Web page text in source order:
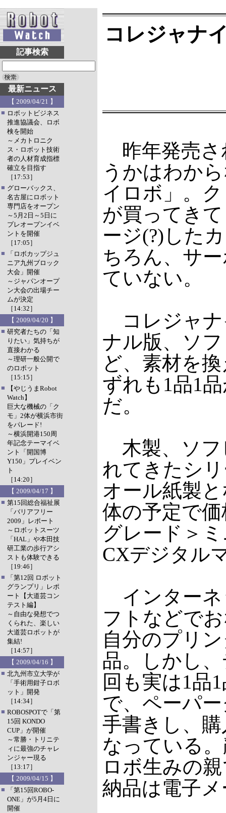
記事検索
最新ニュース
【 2009/04/21 】
■ ロボットビジネス
推進協議会、ロボ
検を開始
～メカトロニク
ス・ロボット技術
者の人材育成指標
確立を目指す
［17:53］
■ グローバックス、
名古屋にロボット
専門店をオープン
～5月2日～5日に
プレオープンイベ
ントを開催
［17:05］
■
「ロボカップジュ
ニア九州ブロック
大会」開催
～ジャパンオープ
ン大会の出場チー
ムが決定
［14:32］
【 2009/04/20 】
■ 研究者たちの「知
りたい」気持ちが
直接わかる
～理研一般公開で
のロボット
［15:15］
■
【やじうまRobot
Watch】
巨大な機械の「ク
モ」2体が横浜市街
をパレード!
～横浜開港150周
年記念テーマイベ
ント「開国博
Y150」プレイベン
ト
［14:20］
【 2009/04/17 】
■ 第15回総合福祉展
「バリアフリー
2009」レポート
～ロボットスーツ
「HAL」や本田技
研工業の歩行アシ
ストも体験できる
［19:46］
■
「第12回 ロボット
グランプリ」レポ
ート【大道芸コン
テスト編】
～自由な発想でつ
くられた、楽しい
大道芸ロボットが
集結!
［14:57］
【 2009/04/16 】
■ 北九州市立大学が
「手術用鉗子ロボ
ット」開発
［14:34］
■ ROBOSPOTで「第
15回 KONDO
CUP」が開催
～常勝・トリニテ
ィに最強のチャレ
ンジャー現る
［13:17］
【 2009/04/15 】
■
「第15回ROBO-
ONE」が5月4日に
開催
コレジャナ
昨年発売さ
うかはわか
イロボ」。
が買ってき
ージ(?)した
ちろん、サ
ていない。
コレジャナ
ナル版、ソ
ど、素材を
ずれも1品1
だ。
木製、ソフ
れてきたシ
オール紙製
体の予定で
グレード＞
CXデジタル
インターネ
フトなどで
自分のプリ
品。しかし
回も実は1品
で、ペーパ
手書きし、
なっている
ロボ生みの
納品は電子